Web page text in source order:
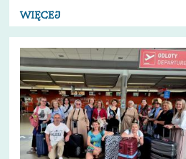
WIĘCEJ